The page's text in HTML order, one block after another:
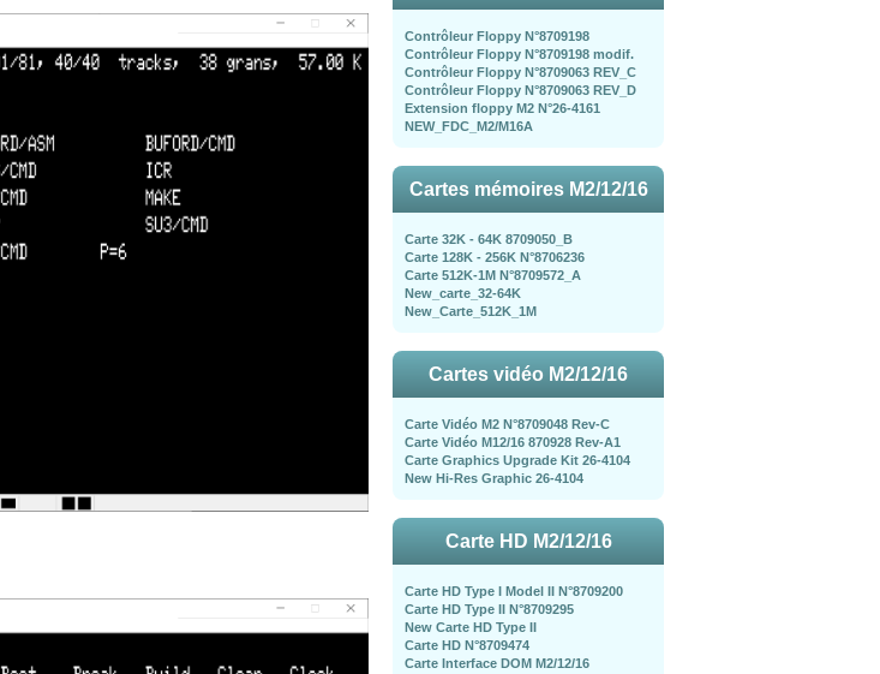
Contrôleur Floppy N°8709198
Contrôleur Floppy N°8709198 modif.
Contrôleur Floppy N°8709063 REV_C
Contrôleur Floppy N°8709063 REV_D
Extension floppy M2 N°26-4161
NEW_FDC_M2/M16A
Cartes mémoires M2/12/16
Carte 32K - 64K 8709050_B
Carte 128K - 256K N°8706236
Carte 512K-1M N°8709572_A
New_carte_32-64K
New_Carte_512K_1M
Cartes vidéo M2/12/16
Carte Vidéo M2 N°8709048 Rev-C
Carte Vidéo M12/16 870928 Rev-A1
Carte Graphics Upgrade Kit 26-4104
New Hi-Res Graphic 26-4104
Carte HD M2/12/16
Carte HD Type I Model II N°8709200
Carte HD Type II N°8709295
New Carte HD Type II
Carte HD N°8709474
Carte Interface DOM M2/12/16